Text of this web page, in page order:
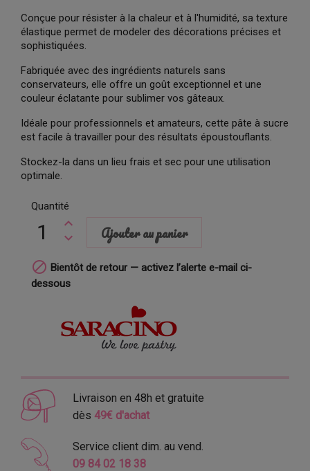
Conçue pour résister à la chaleur et à l'humidité, sa texture
élastique permet de modeler des décorations précises et
sophistiquées.
Fabriquée avec des ingrédients naturels sans
conservateurs, elle offre un goût exceptionnel et une
couleur éclatante pour sublimer vos gâteaux.
Idéale pour professionnels et amateurs, cette pâte à sucre
est facile à travailler pour des résultats époustouflants.
Stockez-la dans un lieu frais et sec pour une utilisation
optimale.
Quantité
Ajouter au panier
 Bientôt de retour — activez l’alerte e-mail ci-
dessous
Livraison en 48h et gratuite
dès 49€ d'achat
Service client dim. au vend.
09 84 02 18 38